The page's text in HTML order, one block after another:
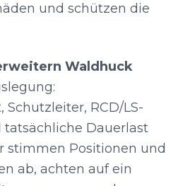
und schützen die
Waldhuck
RCD/LS-
Dauerlast
stimmen Positionen und
ab, achten auf ein